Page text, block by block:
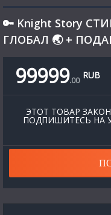
🔑 Knight Story
ГЛОБАЛ 🌏 +
99999.00 RUB
ЭТОТ ТОВАР
ПОДПИШИТЕСЬ НА